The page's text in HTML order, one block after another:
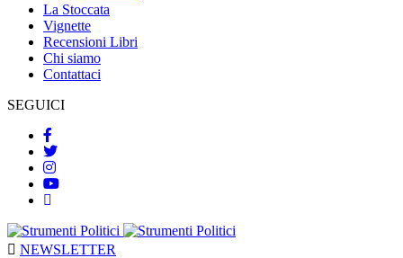
La Stoccata
Vignette
Recensioni Libri
Chi siamo
Contattaci
SEGUICI
NEWSLETTER